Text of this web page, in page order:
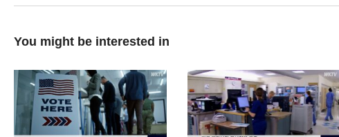
You might be interested in